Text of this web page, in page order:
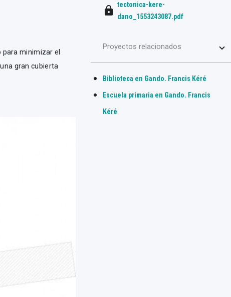
minimizar el
gran cubierta
lock tectonica-kere-
dano_1553243087.pdf
Proyectos relacionados
Biblioteca en Gando. Francis Kéré
Escuela primaria en Gando. Francis
Kéré